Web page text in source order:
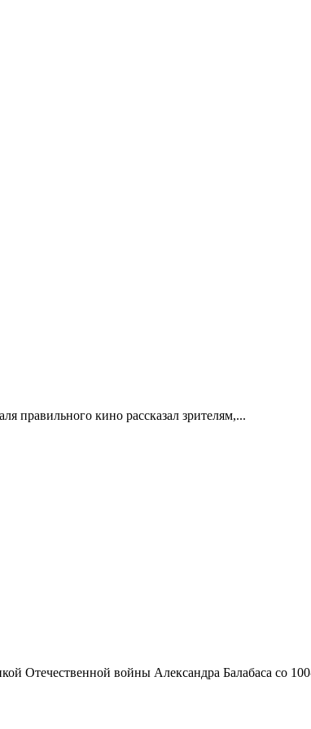
правильного кино рассказал зрителям,...
Отечественной войны Александра Балабаса со